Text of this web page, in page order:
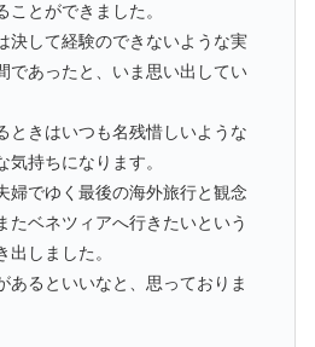
とができました。
決して経験のできないような実
であったと、いま思い出してい
ときはいつも名残惜しいような
持ちになります。
婦でゆく最後の海外旅行と観念
たベネツィアへ行きたいという
しました。
あるといいなと、思っておりま